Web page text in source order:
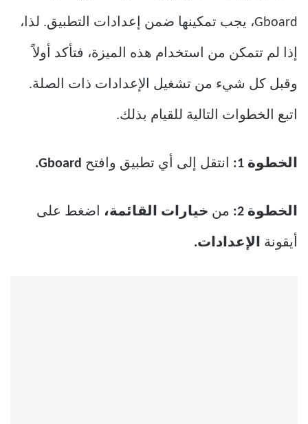
Gboard، يجب تمكينها ضمن إعدادات التطبيق. لذا،
إذا لم تتمكن من استخدام هذه الميزة، فتأكد أولاً
وقبل كل شيء من تشغيل الإعدادات ذات الصلة.
اتبع الخطوات التالية للقيام بذلك.
الخطوة 1: انتقل إلى أي تطبيق وافتح Gboard.
الخطوة 2: من خيارات القائمة، اضغط على
أيقونة الإعدادات.